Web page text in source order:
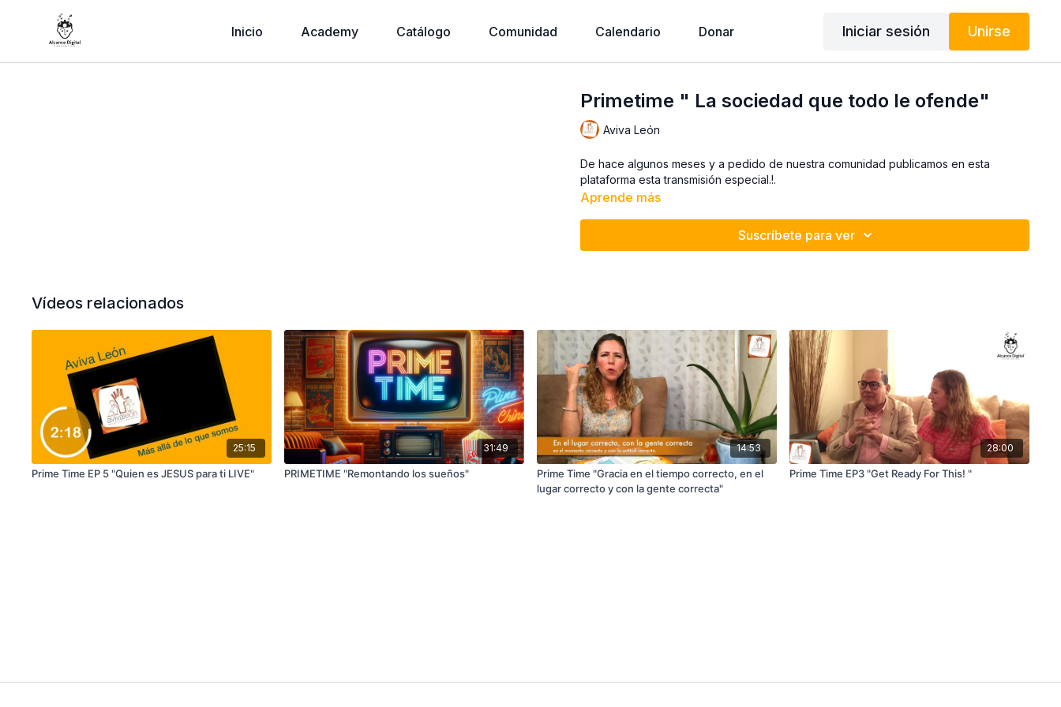
Inicio Academy Catálogo Comunidad Calendario Donar Iniciar sesión Unirse
Primetime " La sociedad que todo le ofende"
Aviva León
De hace algunos meses y a pedido de nuestra comunidad publicamos en esta
plataforma esta transmisión especial.!.
Aprende más
Suscríbete para ver
Vídeos relacionados
25:15
Prime Time EP 5 "Quien es JESUS para ti LIVE"
31:49
PRIMETIME "Remontando los sueños"
14:53
Prime Time "Gracia en el tiempo correcto, en el
lugar correcto y con la gente correcta"
28:00
Prime Time EP3 "Get Ready For This! "